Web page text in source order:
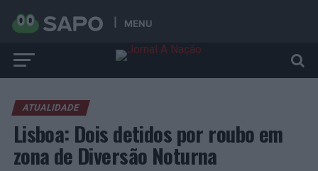
MENU
ATUALIDADE
Lisboa: Dois detidos por roubo em
zona de Diversão Noturna